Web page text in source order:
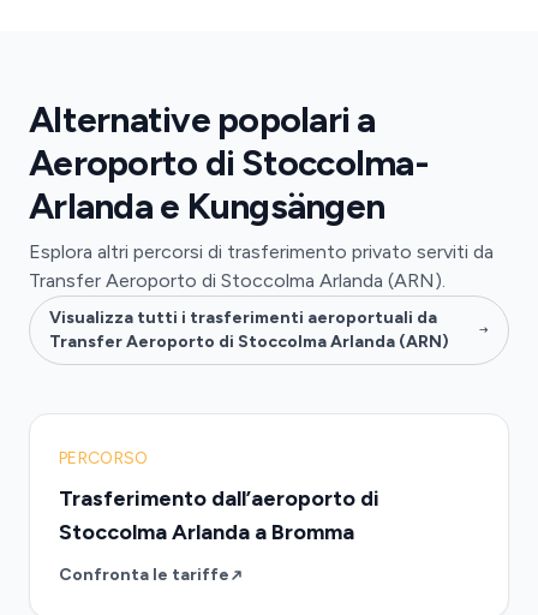
Alternative popolari a
Aeroporto di Stoccolma-
Arlanda e Kungsängen
Esplora altri percorsi di trasferimento privato serviti da
Transfer Aeroporto di Stoccolma Arlanda (ARN).
Visualizza tutti i trasferimenti aeroportuali da
Transfer Aeroporto di Stoccolma Arlanda (ARN)
PERCORSO
Trasferimento dall’aeroporto di
Stoccolma Arlanda a Bromma
Confronta le tariffe